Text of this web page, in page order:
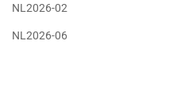
NL2026-02
NL2026-06